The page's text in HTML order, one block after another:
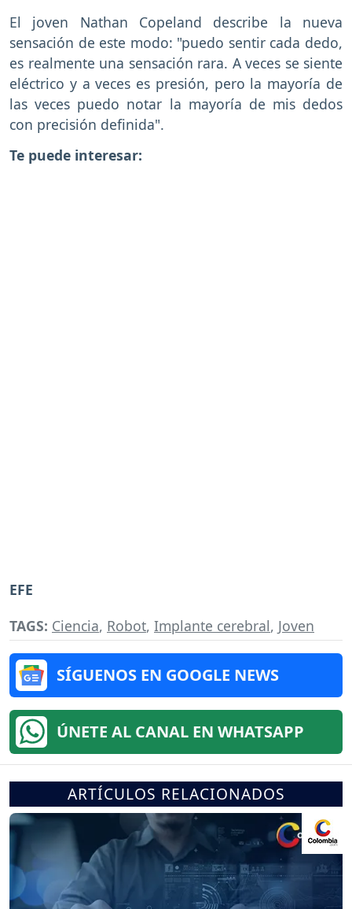
El joven Nathan Copeland describe la nueva
sensación de este modo: "puedo sentir cada dedo,
es realmente una sensación rara. A veces se siente
eléctrico y a veces es presión, pero la mayoría de
las veces puedo notar la mayoría de mis dedos
con precisión definida".
Te puede interesar:
EFE
TAGS: Ciencia, Robot, Implante cerebral, Joven
SÍGUENOS EN GOOGLE NEWS
ÚNETE AL CANAL EN WHATSAPP
ARTÍCULOS RELACIONADOS